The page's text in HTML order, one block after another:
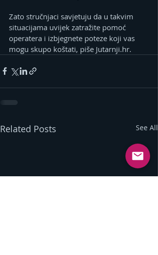
Zato stručnjaci savjetuju da u takvim
situacijama uvijek zatražite pomoć
operatera i izbjegnete poteze koji vas
mogu skupo koštati, piše Jutarnji.hr.
Related Posts See All